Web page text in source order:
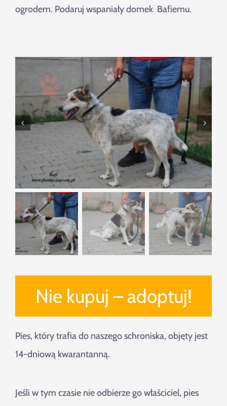
ogrodem. Podaruj wspaniały domek Bafiemu.
Nie kupuj – adoptuj!
Pies, który trafia do naszego schroniska, objęty jest
14-dniową kwarantanną.
Jeśli w tym czasie nie odbierze go właściciel, pies